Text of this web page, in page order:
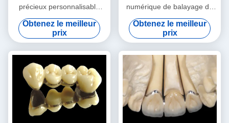
précieux personnalisable
Couronne et pont en alliage
précieux
Obtenez le meilleur
prix
numérique de balayage du
corps corps de balayage
précis pour implants
dentaires
Obtenez le meilleur
prix